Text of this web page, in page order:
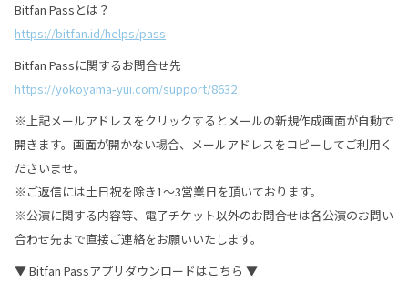
Bitfan Passとは？
https://bitfan.id/helps/pass
Bitfan Passに関するお問合せ先
https://yokoyama-yui.com/support/8632
※上記メールアドレスをクリックするとメールの新規作成画面が自動で
開きます。画面が開かない場合、メールアドレスをコピーしてご利用く
ださいませ。
※ご返信には土日祝を除き1～3営業日を頂いております。
※公演に関する内容等、電子チケット以外のお問合せは各公演のお問い
合わせ先まで直接ご連絡をお願いいたします。
▼ Bitfan Passアプリダウンロードはこちら ▼